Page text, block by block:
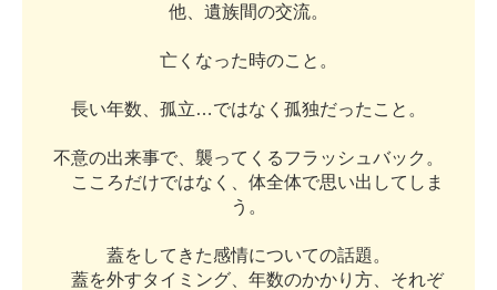
他
遺族間の交流。
亡 く なった時のこ と 。
長い年数 孤立…ではな く 孤独だった こ と 。
不意の出来事で 襲って く るフラ ッ シ ュ バッ ク 。
こ こ ろだけではな く 体全体で思い出 して し ま
う 。
蓋を して き た感情についての話題 。
蓋を外すタイ ミ ング 年数のかかり 方 それぞ